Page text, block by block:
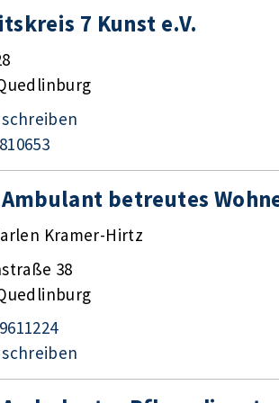
7 Kunst e.V.
schreiben
Ambulant betreutes
Kramer-Hirtz
38
schreiben